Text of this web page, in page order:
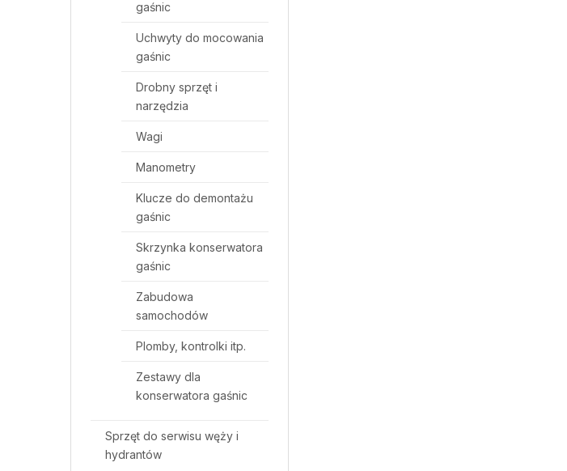
gaśnic
Uchwyty do mocowania
gaśnic
Drobny sprzęt i
narzędzia
Wagi
Manometry
Klucze do demontażu
gaśnic
Skrzynka konserwatora
gaśnic
Zabudowa
samochodów
Plomby, kontrolki itp.
Zestawy dla
konserwatora gaśnic
Sprzęt do serwisu węży i
hydrantów